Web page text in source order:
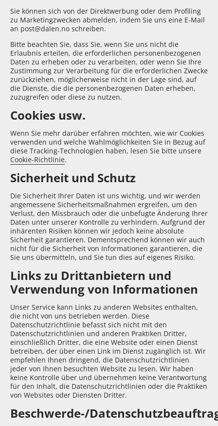
Sie können sich von der Direktwerbung oder dem Profiling
zu Marketingzwecken abmelden, indem Sie uns eine E-Mail
an post@dalen.no schreiben.
Bitte beachten Sie, dass Sie, wenn Sie uns nicht die
Erlaubnis erteilen, die erforderlichen personenbezogenen
Daten zu erheben oder zu verarbeiten, oder wenn Sie Ihre
Zustimmung zur Verarbeitung für die erforderlichen Zwecke
zurückziehen, möglicherweise nicht in der Lage sind, auf
die Dienste, die die personenbezogenen Daten erheben,
zuzugreifen oder diese zu nutzen.
Cookies usw.
Wenn Sie mehr darüber erfahren möchten, wie wir Cookies
verwenden und welche Wahlmöglichkeiten Sie in Bezug auf
diese Tracking-Technologien haben, lesen Sie bitte unsere
Cookie-Richtlinie.
Sicherheit und Schutz
Die Sicherheit Ihrer Daten ist uns wichtig, und wir werden
angemessene Sicherheitsmaßnahmen ergreifen, um den
Verlust, den Missbrauch oder die unbefugte Änderung Ihrer
Daten unter unserer Kontrolle zu verhindern. Aufgrund der
inhärenten Risiken können wir jedoch keine absolute
Sicherheit garantieren. Dementsprechend können wir auch
nicht für die Sicherheit von Informationen garantieren, die
Sie uns übermitteln, und Sie tun dies auf eigenes Risiko.
Links zu Drittanbietern und
Verwendung von Informationen
Unser Service kann Links zu anderen Websites enthalten,
die nicht von uns betrieben werden. Diese
Datenschutzrichtlinie befasst sich nicht mit den
Datenschutzrichtlinien und anderen Praktiken Dritter,
einschließlich Dritter, die eine Website oder einen Dienst
betreiben, der über einen Link im Dienst zugänglich ist. Wir
empfehlen Ihnen dringend, die Datenschutzrichtlinien
jeder von Ihnen besuchten Website zu lesen. Wir haben
keine Kontrolle über und übernehmen keine Verantwortung
für den Inhalt, die Datenschutzrichtlinien oder die Praktiken
von Websites oder Diensten Dritter.
Beschwerde-/